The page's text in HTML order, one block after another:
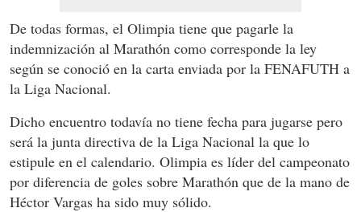
De todas formas, el Olimpia tiene que pagarle la
indemnización al Marathón como corresponde la ley
según se conoció en la carta enviada por la FENAFUTH a
la Liga Nacional.
Dicho encuentro todavía no tiene fecha para jugarse pero
será la junta directiva de la Liga Nacional la que lo
estipule en el calendario. Olimpia es líder del campeonato
por diferencia de goles sobre Marathón que de la mano de
Héctor Vargas ha sido muy sólido.